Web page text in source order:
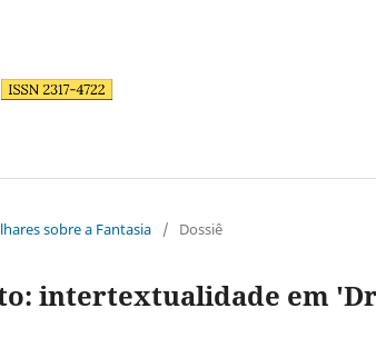
sobre a Fantasia / Dossiê
intertextualidade em